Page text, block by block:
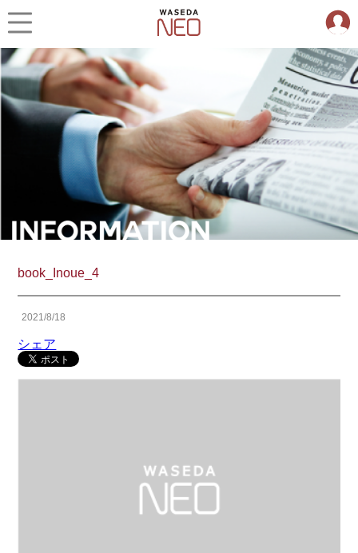
book_Inoue_4
2021/8/18
シェア